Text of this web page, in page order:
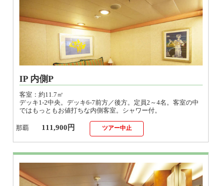
IP 内側P
客室：約11.7㎡
デッキ1-2中央。デッキ6-7前方／後方。定員2～4名。客室の中
ではもっともお値打ちな内側客室。シャワー付。